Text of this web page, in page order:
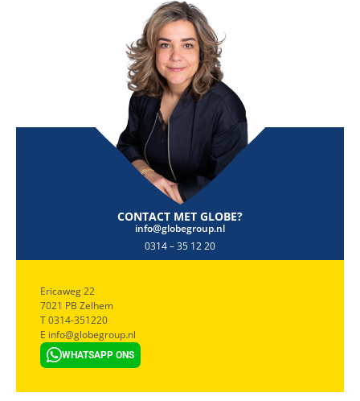
CONTACT MET GLOBE?
info@globegroup.nl
0314 – 35 12 20
Ericaweg 22
7021 PB Zelhem
T 0314-351220
E info@globegroup.nl
WHATSAPP ONS